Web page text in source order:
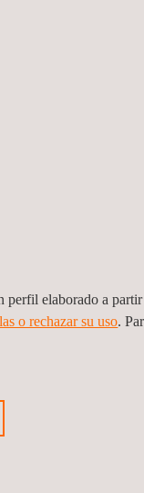
de habilitación y
perfil elaborado a
o rechazar su uso.